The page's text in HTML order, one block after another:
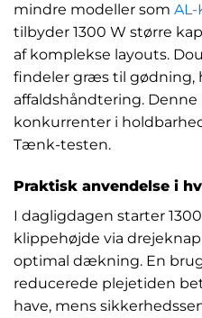
mindre modeller som AL-
tilbyder 1300 W større
af komplekse layouts.
findeler græs til gødning,
affaldshåndtering.
konkurrenter i
Tænk-testen.
Praktisk anvendelse i
I dagligdagen starter
klippehøjde via
optimal dækning. En
reducerede plejetiden
have, mens